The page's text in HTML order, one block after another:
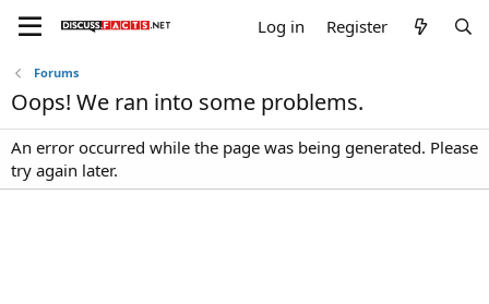
Log in Register
Forums
Oops! We ran into some problems.
An error occurred while the page was being generated. Please
try again later.